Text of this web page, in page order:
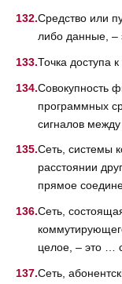
Средство или
либо данные, –
Точка доступа
Совокупность
программных
сигналов
Сеть, системы
расстоянии
прямое
Сеть,
целое, – это …
Сеть,